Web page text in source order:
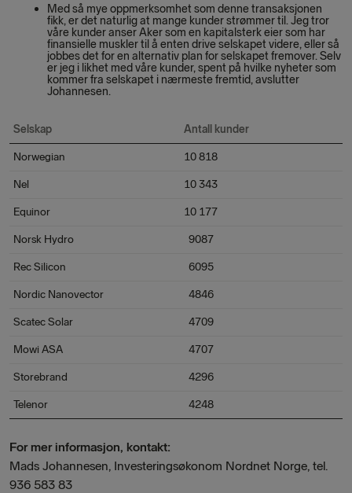
Med så mye oppmerksomhet som denne transaksjonen
fikk, er det naturlig at mange kunder strømmer til. Jeg tror
våre kunder anser Aker som en kapitalsterk eier som har
finansielle muskler til å enten drive selskapet videre, eller så
jobbes det for en alternativ plan for selskapet fremover. Selv
er jeg i likhet med våre kunder, spent på hvilke nyheter som
kommer fra selskapet i nærmeste fremtid, avslutter
Johannesen.
Selskap Antall kunder
Norwegian 10 818
Nel 10 343
Equinor 10 177
Norsk Hydro 9087
Rec Silicon 6095
Nordic Nanovector 4846
Scatec Solar 4709
Mowi ASA 4707
Storebrand 4296
Telenor 4248
For mer informasjon, kontakt:
Mads Johannesen, Investeringsøkonom Nordnet Norge, tel.
936 583 83